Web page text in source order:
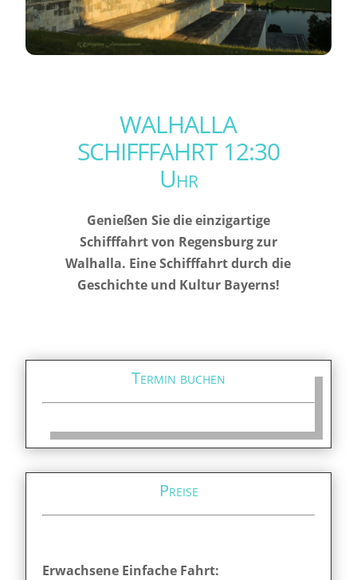
WALHALLA
SCHIFFFAHRT 12:30
Uhr
Genießen Sie die einzigartige
Schifffahrt von Regensburg zur
Walhalla. Eine Schifffahrt durch die
Geschichte und Kultur Bayerns!
Termin buchen
Preise
Erwachsene Einfache Fahrt: